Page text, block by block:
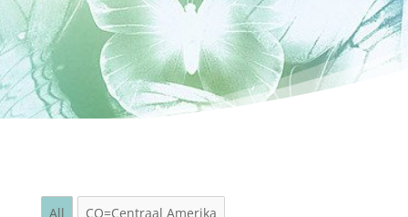
All CO=Centraal Amerika